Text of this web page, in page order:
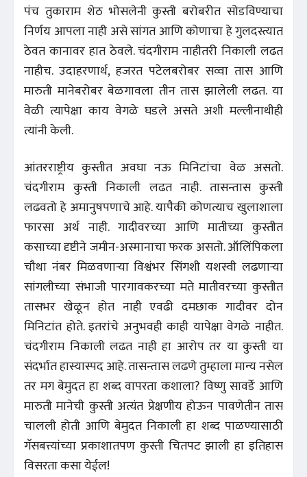
पंच तुकाराम शेठ भोसलेनी कुस्ती बरोबरीत सोडविण्याचा
निर्णय आपला नाही असे सांगत आणि कोणाचा हे गुलदस्त्यात
ठेवत कानावर हात ठेवले. चंदगीराम नाहीतरी निकाली लढत
नाहीच. उदाहरणार्थ, हजरत पटेलबरोबर सव्वा तास आणि
मारुती मानेबरोबर बेळगावला तीन तास झालेली लढत. या
वेळी त्यापेक्षा काय वेगळे घडले असते अशी मल्लीनाथीही
त्यांनी केली.
आंतरराष्ट्रीय कुस्तीत अवघा नऊ मिनिटांचा वेळ असतो.
चंदगीराम कुस्ती निकाली लढत नाही. तासन्तास कुस्ती
लढवतो हे अमानुषपणाचे आहे. यापैकी कोणत्याच खुलाशाला
फारसा अर्थ नाही. गादीवरच्या आणि मातीच्या कुस्तीत
कसाच्या दृष्टीने जमीन-अस्मानाचा फरक असतो. ऑलिंपिकला
चौथा नंबर मिळवणाऱ्या विश्वंभर सिंगशी यशस्वी लढणाऱ्या
सांगलीच्या संभाजी पारगावकरच्या मते मातीवरच्या कुस्तीत
तासभर खेळून होत नाही एवढी दमछाक गादीवर दोन
मिनिटांत होते. इतरांचे अनुभवही काही यापेक्षा वेगळे नाहीत.
चंदगीराम निकाली लढत नाही हा आरोप तर या कुस्ती या
संदर्भात हास्यास्पद आहे. तासन्तास लढणे तुम्हाला मान्य नसेल
तर मग बेमुदत हा शब्द वापरता कशाला? विष्णु सावर्डे आणि
मारुती मानेची कुस्ती अत्यंत प्रेक्षणीय होऊन पावणेतीन तास
चालली होती आणि बेमुदत निकाली हा शब्द पाळण्यासाठी
गॅसबत्त्यांच्या प्रकाशातपण कुस्ती चितपट झाली हा इतिहास
विसरता कसा येईल!